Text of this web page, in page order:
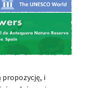
propozycję, i